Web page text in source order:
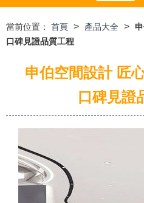
當前位置： 首頁 > 產品大全 >
口碑見證品質工程
申伯空間設計 匠
口碑見證